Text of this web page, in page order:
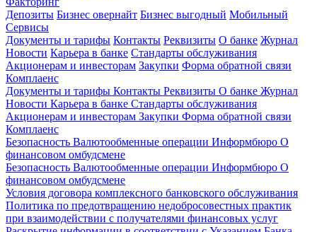
Депозиты Бизнес овернайт Бизнес выгодный Мобильный
Сервисы
Документы и тарифы Контакты Реквизиты О банке Журнал
Новости Карьера в банке Стандарты обслуживания
Акционерам и инвесторам Закупки Форма обратной связи
Комплаенс
Документы и тарифы Контакты Реквизиты О банке Журнал
Новости Карьера в банке Стандарты обслуживания
Акционерам и инвесторам Закупки Форма обратной связи
Комплаенс
Безопасность Валютообменные операции Информбюро О
финансовом омбудсмене
Безопасность Валютообменные операции Информбюро О
финансовом омбудсмене
Условия договора комплексного банковского обслуживания
Политика по предотвращению недобросовестных практик
при взаимодействии с получателями финансовых услуг